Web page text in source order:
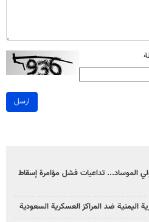
ارسل
الموساد... تداعيات فشل مؤامرة إسقاط
اليمنية ضد المراكز العسكرية السعودية